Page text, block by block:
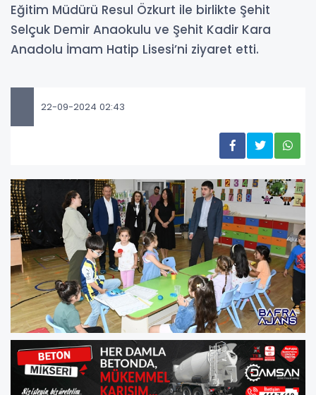
Eğitim Müdürü Resul Özkurt ile birlikte Şehit
Selçuk Demir Anaokulu ve Şehit Kadir Kara
Anadolu İmam Hatip Lisesi’ni ziyaret etti.
22-09-2024 02:43